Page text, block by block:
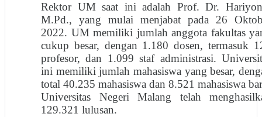
Rektor UM saat ini adalah Prof. Dr.
M.Pd., yang mulai menjabat pada 26
2022. UM memiliki jumlah anggota fakultas
cukup besar, dengan 1.180 dosen, termasuk
profesor, dan 1.099 staf administrasi.
ini memiliki jumlah mahasiswa yang besar,
total 40.235 mahasiswa dan 8.521 mahasiswa
Universitas Negeri Malang telah
129.321 lulusan.